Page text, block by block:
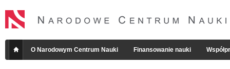
O Narodowym Centrum Nauki Finansowanie nauki